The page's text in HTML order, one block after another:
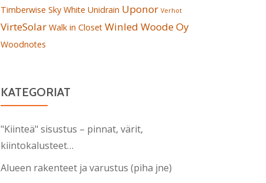
Timberwise Sky White Unidrain Uponor Verhot
VirteSolar Walk in Closet Winled Woode Oy
Woodnotes
KATEGORIAT
"Kiinteä" sisustus – pinnat, värit,
kiintokalusteet…
Alueen rakenteet ja varustus (piha jne)